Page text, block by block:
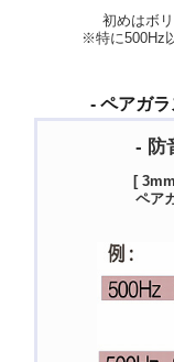
初めはボ
※特に500Hz
- ペアガ
- 防
[
ペア